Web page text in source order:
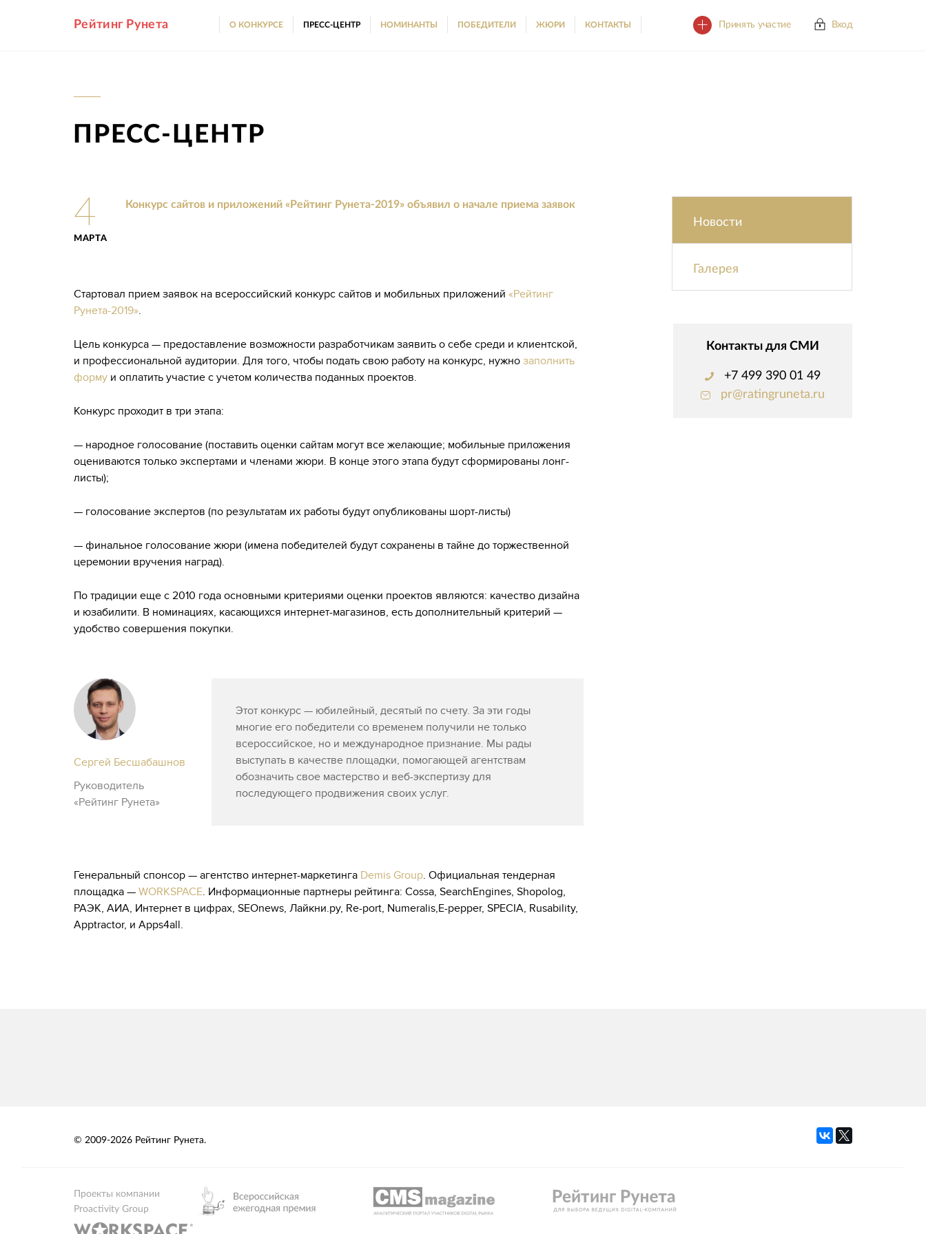
Принять участие Вход
Рейтинг Рунета О КОНКУРСЕ ПРЕСС-ЦЕНТР НОМИНАНТЫ ПОБЕДИТЕЛИ ЖЮРИ КОНТАКТЫ
ПРЕСС-ЦЕНТР
Новости
Галерея
Контакты для СМИ
+7 499 390 01 49
pr@ratingruneta.ru
4
МАРТА
Конкурс сайтов и приложений «Рейтинг Рунета-2019» объявил о начале приема заявок
Cтартовал прием заявок на всероссийский конкурс сайтов и мобильных приложений «Рейтинг
Рунета-2019».
Цель конкурса — предоставление возможности разработчикам заявить о себе среди и клиентской,
и профессиональной аудитории. Для того, чтобы подать свою работу на конкурс, нужно заполнить
форму и оплатить участие с учетом количества поданных проектов.
Конкурс проходит в три этапа:
— народное голосование (поставить оценки сайтам могут все желающие; мобильные приложения
оцениваются только экспертами и членами жюри. В конце этого этапа будут сформированы лонг-
листы);
— голосование экспертов (по результатам их работы будут опубликованы шорт-листы)
— финальное голосование жюри (имена победителей будут сохранены в тайне до торжественной
церемонии вручения наград).
По традиции еще с 2010 года основными критериями оценки проектов являются: качество дизайна
и юзабилити. В номинациях, касающихся интернет-магазинов, есть дополнительный критерий —
удобство совершения покупки.
Сергей Бесшабашнов
Руководитель
«Рейтинг Рунета»
Этот конкурс — юбилейный, десятый по счету. За эти годы
многие его победители со временем получили не только
всероссийское, но и международное признание. Мы рады
выступать в качестве площадки, помогающей агентствам
обозначить свое мастерство и веб-экспертизу для
последующего продвижения своих услуг.
Генеральный спонсор — агентство интернет-маркетинга Demis Group. Официальная тендерная
площадка — WORKSPACE. Информационные партнеры рейтинга: Cossa, SearchEngines, Shopolog,
РАЭК, АИА, Интернет в цифрах, SEOnews, Лайкни.ру, Re-port, Numeralis,Е-pepper, SPECIA, Rusability,
Apptractor, и Apps4all.
© 2009-2026 Рейтинг Рунета.
Проекты компании
Proactivity Group